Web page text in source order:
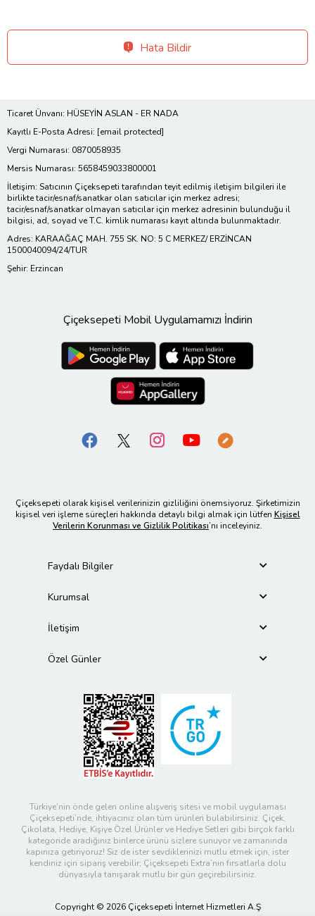
Hata Bildir
Ticaret Ünvanı: HÜSEYİN ASLAN - ER NADA
Kayıtlı E-Posta Adresi: [email protected]
Vergi Numarası: 0870058935
Mersis Numarası: 5658459033800001
İletişim: Satıcının Çiçeksepeti tarafından teyit edilmiş iletişim bilgileri ile
birlikte tacir/esnaf/sanatkar olan satıcılar için merkez adresi;
tacir/esnaf/sanatkar olmayan satıcılar için merkez adresinin bulunduğu il
bilgisi, ad, soyad ve T.C. kimlik numarası kayıt altında bulunmaktadır.
Adres: KARAAĞAÇ MAH. 755 SK. NO: 5 C MERKEZ/ ERZİNCAN
1500040094/24/TUR
Şehir: Erzincan
Çiçeksepeti Mobil Uygulamamızı İndirin
Çiçeksepeti olarak kişisel verilerinizin gizliliğini önemsiyoruz. Şirketimizin
kişisel veri işleme süreçleri hakkında detaylı bilgi almak için lütfen Kişisel
Verilerin Korunması ve Gizlilik Politikası’nı inceleyiniz.
Faydalı Bilgiler
Kurumsal
İletişim
Özel Günler
Türkiye’nin önde gelen online alışveriş sitesi ve mobil uygulaması
Çiçeksepeti’nde, ihtiyacınız olan tüm ürünleri bulabilirsiniz. Çiçek,
Çikolata, Hediye, Kişiye Özel Ürünler ve Hediye Setleri gibi birçok farklı
kategoride aradığınız binlerce ürünü sizlere sunuyor ve zamanında
kapınıza getiriyoruz! Siz de ister sevdiklerinizi mutlu etmek için, ister
kendiniz için sipariş verebilir; Çiçeksepeti Extra’nın fırsatlarla dolu
dünyasıyla tanışarak mutlu bir gün geçirebilirsiniz.
Copyright © 2026 Çiçeksepeti İnternet Hizmetleri A.Ş